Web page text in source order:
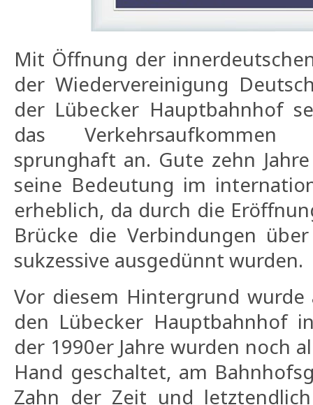
Mit Öffnung der
der Wiedervereinigung
der Lübecker Hauptbahnhof
das
sprunghaft an. Gute zehn
seine Bedeutung im
erheblich, da durch die
Brücke die Verbindungen
sukzessive ausgedünnt wurden.
Vor diesem Hintergrund
den Lübecker Hauptbahnhof
der 1990er Jahre wurden noch
Hand geschaltet, am
Zahn der Zeit und